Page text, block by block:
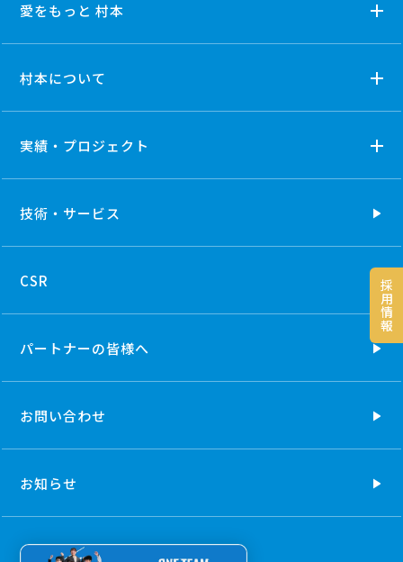
採
用
情
報
愛をもっと 村本
村本について
実績・プロジェクト
技術・ サービス
CSR
パートナーの皆様へ
お問い合わせ
お知らせ